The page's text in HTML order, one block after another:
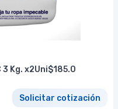
3 Kg. x2Uni$185.0
Solicitar cotización